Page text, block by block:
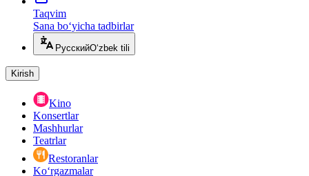
Taqvim
Sana bo‘yicha tadbirlar
РусскийO‘zbek tili
Kirish
Kino
Konsertlar
Mashhurlar
Teatrlar
Restoranlar
Ko‘rgazmalar